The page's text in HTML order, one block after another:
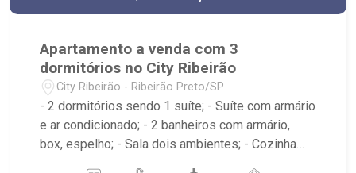
Apartamento a venda com 3
dormitórios no City Ribeirão
City Ribeirão - Ribeirão Preto/SP
- 2 dormitórios sendo 1 suíte; - Suíte com armário
e ar condicionado; - 2 banheiros com armário,
box, espelho; - Sala dois ambientes; - Cozinha